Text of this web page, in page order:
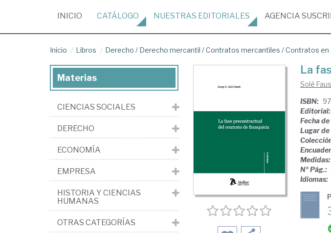
INICIO (CURRENT)
CATÁLOGO NUESTRAS EDITORIALES AGENCIA
Inicio Libros Derecho / Derecho mercantil /Contratos mercantiles /Contratos en
La
Solé
ISBN:
Editorial:
Fecha
Lugar
Medidas:
Nº Pág.:
Idiomas:
Materias
CIENCIAS SOCIALES
DERECHO
ECONOMÍA
EMPRESA
HISTORIA Y CIENCIAS
HUMANAS
OTRAS CATEGORÍAS